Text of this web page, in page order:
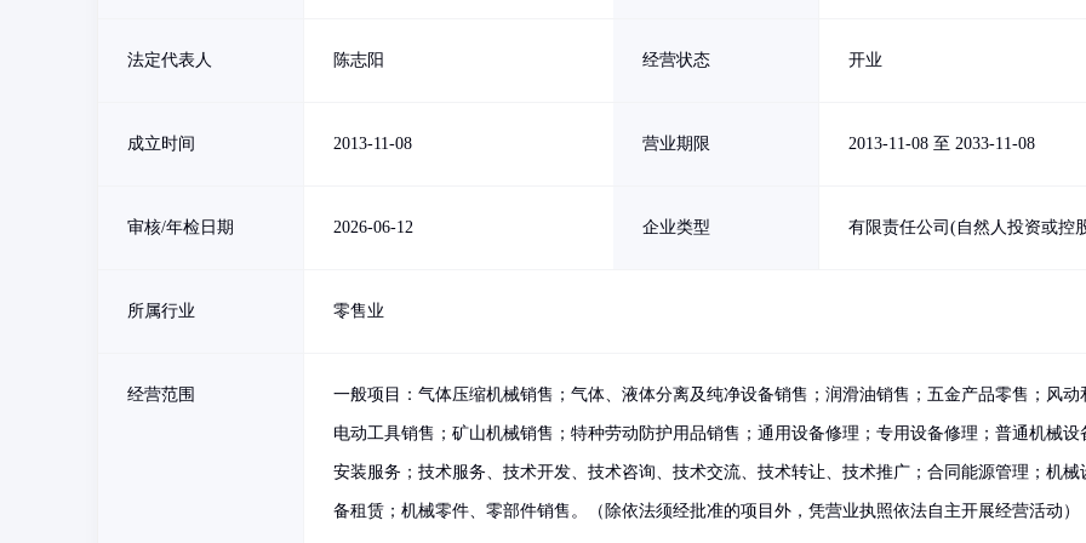
法定代表人 陈志阳 经营状态 开业
成立时间 2013-11-08 营业期限 2013-11-08 至 2033-11-08
审核/年检日期 2026-06-12 企业类型 有限责任公司(自然人投资或控
所属行业 零售业
经营范围 一般项目：气体压缩机械销售；气体、液体分离及纯净设备销售；润滑油销售；五金产品零售；风动
电动工具销售；矿山机械销售；特种劳动防护用品销售；通用设备修理；专用设备修理；普通机械设
安装服务；技术服务、技术开发、技术咨询、技术交流、技术转让、技术推广；合同能源管理；机械
备租赁；机械零件、零部件销售。（除依法须经批准的项目外，凭营业执照依法自主开展经营活动）